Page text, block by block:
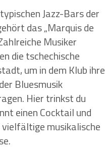
Jazz-Bars der
das „Marquis de
Musiker
die tschechische
um in dem Klub ihre
Bluesmusik
Hier trinkst du
einen Cocktail und
musikalische